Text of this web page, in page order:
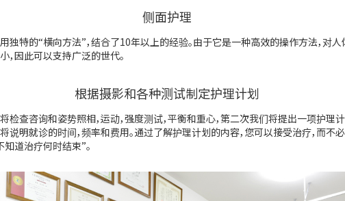
侧面护理
独特的“横向方法”，结合了10年以上的经验。由于它是一种高效的操作方法，对人
，因此可以支持广泛的世代。
根据摄影和各种测试制定护理计划
检查咨询和姿势照相，运动，强度测试，平衡和重心，第二次我们将提出一项护理计
说明就诊的时间，频率和费用。通过了解护理计划的内容，您可以接受治疗，而不
知道治疗何时结束”。